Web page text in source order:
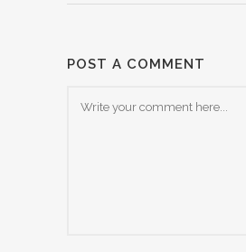
POST A COMMENT